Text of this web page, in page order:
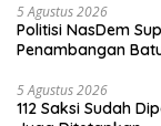
5 Agustus 2026
Politisi NasDem
Penambangan
5 Agustus 2026
112 Saksi Sudah